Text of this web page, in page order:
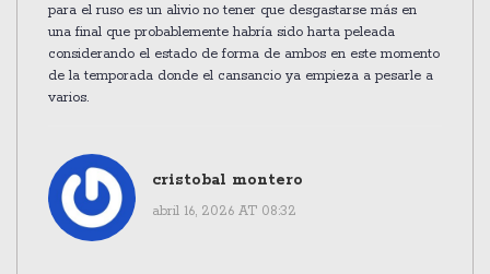
para el ruso es un alivio no tener que desgastarse más en
una final que probablemente habría sido harta peleada
considerando el estado de forma de ambos en este momento
de la temporada donde el cansancio ya empieza a pesarle a
varios.
cristobal montero
abril 16, 2026 AT 08:32